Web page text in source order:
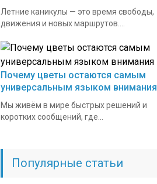
Летние каникулы — это время свободы,
движения и новых маршрутов....
Почему цветы остаются самым
универсальным языком внимания
Мы живём в мире быстрых решений и
коротких сообщений, где...
Популярные статьи